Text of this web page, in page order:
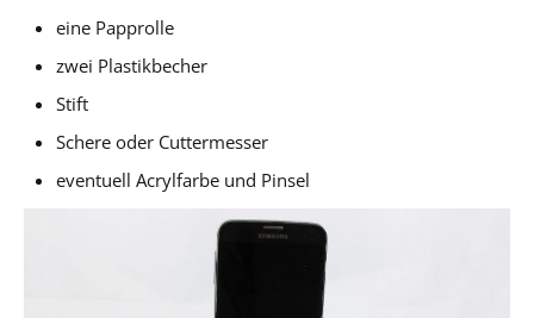
eine Papprolle
zwei Plastikbecher
Stift
Schere oder Cuttermesser
eventuell Acrylfarbe und Pinsel